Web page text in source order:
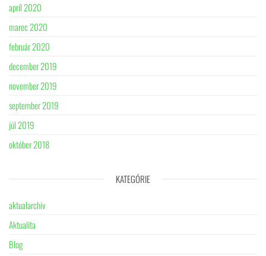
apríl 2020
marec 2020
február 2020
december 2019
november 2019
september 2019
júl 2019
október 2018
KATEGÓRIE
aktualarchiv
Aktualita
Blog